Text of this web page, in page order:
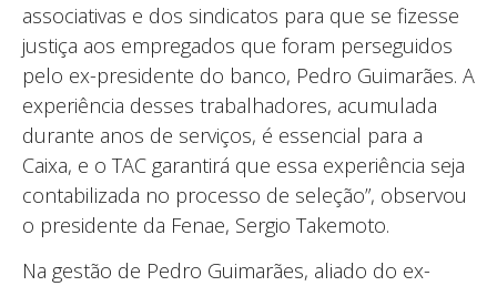
associativas e dos sindicatos para que se fizesse
justiça aos empregados que foram perseguidos
pelo ex-presidente do banco, Pedro Guimarães. A
experiência desses trabalhadores, acumulada
durante anos de serviços, é essencial para a
Caixa, e o TAC garantirá que essa experiência seja
contabilizada no processo de seleção”, observou
o presidente da Fenae, Sergio Takemoto.
Na gestão de Pedro Guimarães, aliado do ex-